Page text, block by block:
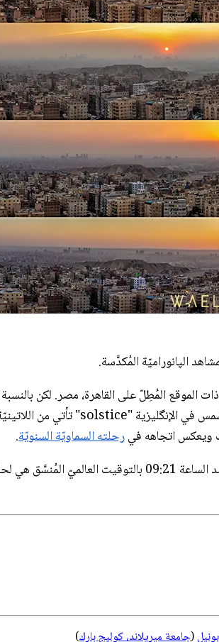
ويعكس اتجاهه فيرحلته السماويّة السنويّة.
المُنسَّق هي لحظة انحراف الشمس الأقصى جنوباً، وبداية الشتاء الفلكيّ
(جامعة ميريلاند، كوليج بارك)